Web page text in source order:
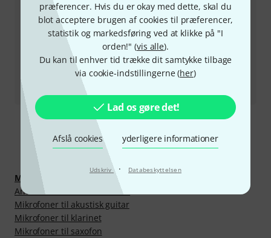
præferencer. Hvis du er okay med dette, skal du
blot acceptere brugen af cookies til præferencer,
statistik og markedsføring ved at klikke på "I
orden!" (vis alle).
Du kan til enhver tid trække dit samtykke tilbage
via cookie-indstillingerne (her)
Lad os gøre det!
Afslå cookies yderligere informationer
Udskriv · Databeskyttelsen
Flere kontaktmuligheder
Returvare
All kontakter
Se mere
Mikrofoner
Andre instrumentmikrofoner
Mikrofoner til akustisk guitar
Mikrofoner til klarinet
Mikrofoner til saxofon